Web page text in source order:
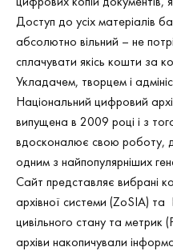
Доступ до усіх матеріалів
абсолютно вільний – не
сплачувати якісь кошти за
Укладачем, творцем і
Національний цифровий
випущена в 2009 році і з
вдосконалює свою роботу,
одним з найпопулярніших
Сайт представляє вибрані
архівної системи (ZoSIA) та
цивільного стану та метрик
архіви накопичували